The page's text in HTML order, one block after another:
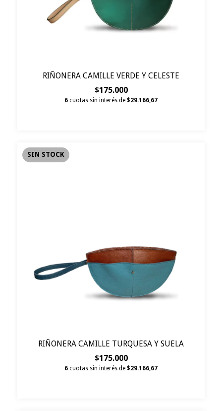
RIÑONERA CAMILLE VERDE Y CELESTE
$175.000
6 cuotas sin interés de $29.166,67
SIN STOCK
RIÑONERA CAMILLE TURQUESA Y SUELA
$175.000
6 cuotas sin interés de $29.166,67